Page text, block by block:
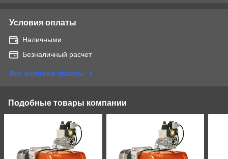
Условия оплаты
Наличными
Безналичный расчет
Все условия оплаты
Подобные товары компании